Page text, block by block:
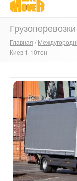
ГЛАВНАЯ
О НАС
ПРАЙС
ПОРТФОЛИО
КОНТАКТЫ
Главная /
Киев 1-10тон